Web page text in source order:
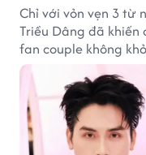
Chỉ với vỏn vẹn 3 từ
Triều Dâng đã
fan couple không